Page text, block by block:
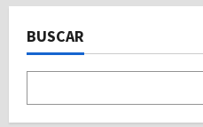
BUSCAR